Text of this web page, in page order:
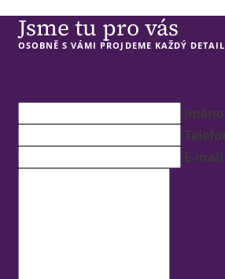
Jsme tu pro vás
OSOBNĚ S VÁMI PROJDEME KAŽDÝ DETAIL
E-